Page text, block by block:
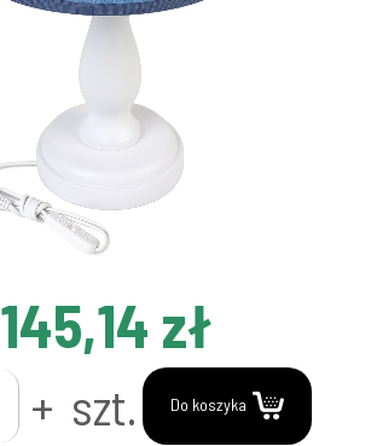
145,14 zł
+ szt. Do koszyka